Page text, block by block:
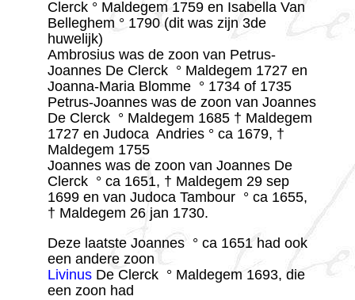
Clerck ° Maldegem 1759 en Isabella Van
Belleghem ° 1790 (dit was zijn 3de
huwelijk)
Ambrosius was de zoon van Petrus-
Joannes De Clerck ° Maldegem 1727 en
Joanna-Maria Blomme ° 1734 of 1735
Petrus-Joannes was de zoon van Joannes
De Clerck ° Maldegem 1685 † Maldegem
1727 en Judoca Andries ° ca 1679, †
Maldegem 1755
Joannes was de zoon van Joannes De
Clerck ° ca 1651, † Maldegem 29 sep
1699 en van Judoca Tambour ° ca 1655,
† Maldegem 26 jan 1730.
Deze laatste Joannes ° ca 1651 had ook
een andere zoon
LivinusDe Clerck ° Maldegem 1693, die
een zoon had